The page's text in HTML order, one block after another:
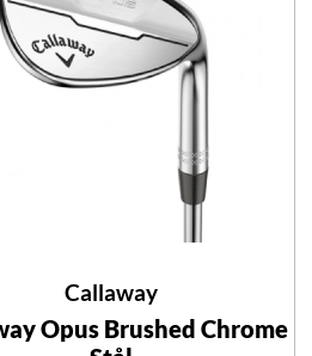
Callaway
Opus Brushed Chrome